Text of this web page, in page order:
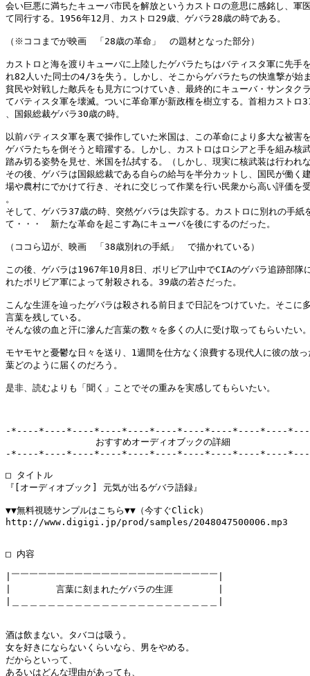
会い巨悪に満ちたキューバ市民を解放というカストロの意思に感銘し、軍
て同行する。1956年12月、カストロ29歳、ゲバラ28歳の時である。
（※ココまでが映画　「28歳の革命」　の題材となった部分）
カストロと海を渡りキューバに上陸したゲバラたちはバティスタ軍に先手
れ82人いた同士の4/3を失う。しかし、そこからゲバラたちの快進撃が始
貧民や対戦した敵兵をも見方につけていき、最終的にキューバ・サンタク
てバティスタ軍を壊滅。ついに革命軍が新政権を樹立する。首相カストロ
、国銀総裁ゲバラ30歳の時。
以前バティスタ軍を裏で操作していた米国は、この革命により多大な被害
ゲバラたちを倒そうと暗躍する。しかし、カストロはロシアと手を組み核
踏み切る姿勢を見せ、米国を払拭する。（しかし、現実に核武装は行われ
その後、ゲバラは国銀総裁である自らの給与を半分カットし、国民が働く
場や農村にでかけて行き、それに交じって作業を行い民衆から高い評価を
。
そして、ゲバラ37歳の時、突然ゲバラは失踪する。カストロに別れの手紙
て・・・　新たな革命を起こす為にキューバを後にするのだった。
（ココら辺が、映画　「38歳別れの手紙」　で描かれている）
この後、ゲバラは1967年10月8日、ボリビア山中でCIAのゲバラ追跡部隊
れたボリビア軍によって射殺される。39歳の若さだった。
こんな生涯を辿ったゲバラは殺される前日まで日記をつけていた。そこに
言葉を残している。
そんな彼の血と汗に滲んだ言葉の数々を多くの人に受け取ってもらいたい
モヤモヤと憂鬱な日々を送り、1週間を仕方なく浪費する現代人に彼の放っ
葉どのように届くのだろう。
是非、読むよりも「聞く」ことでその重みを実感してもらいたい。
-*----*----*----*----*----*----*----*----*----*----
おすすめオーディオブックの詳細
-*----*----*----*----*----*----*----*----*----*----
□ タイトル
『[オーディオブック] 元気が出るゲバラ語録』
▼▼無料視聴サンプルはこちら▼▼（今すぐClick）
http://www.digigi.jp/prod/samples/2048047500006.mp3
□ 内容
|￣￣￣￣￣￣￣￣￣￣￣￣￣￣￣￣￣￣￣￣￣￣￣|
|　　　　　言葉に刻まれたゲバラの生涯　　　　　|
酒は飲まない。タバコは吸う。
女を好きにならないくらいなら、男をやめる。
だからといって、
あるいはどんな理由があっても、